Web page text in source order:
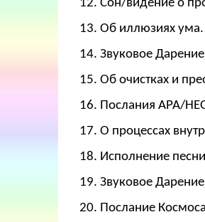
12. Сон/видение о
13. Об иллюзиях ума.
14. Звуковое
15. Об очистках и
16. Послания АРА/
17. О процессах
18. Исполнение
19. Звуковое
20. Послание